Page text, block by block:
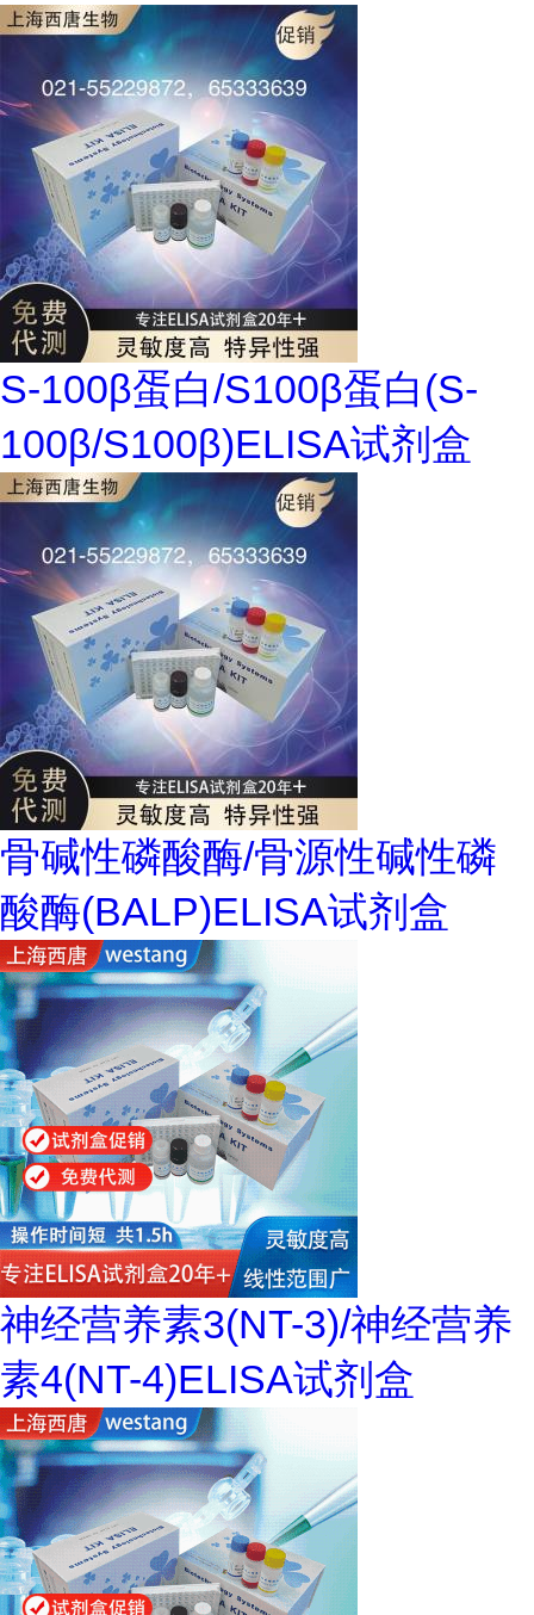
S-100β蛋白/S100β蛋白(S-
100β/S100β)ELISA试剂盒
骨碱性磷酸酶/骨源性碱性磷
酸酶(BALP)ELISA试剂盒
神经营养素3(NT-3)/神经营养
素4(NT-4)ELISA试剂盒